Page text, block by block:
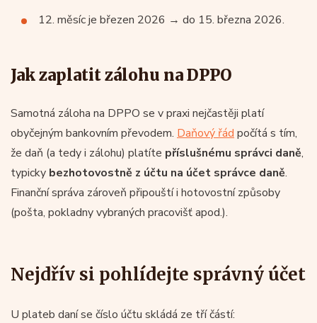
12. měsíc je březen 2026 → do 15. března 2026.
Jak zaplatit zálohu na DPPO
Samotná záloha na DPPO se v praxi nejčastěji platí
obyčejným bankovním převodem. Daňový řád počítá s tím,
že daň (a tedy i zálohu) platíte příslušnému správci daně,
typicky bezhotovostně z účtu na účet správce daně.
Finanční správa zároveň připouští i hotovostní způsoby
(pošta, pokladny vybraných pracovišť apod.).
Nejdřív si pohlídejte správný účet
U plateb daní se číslo účtu skládá ze tří částí: